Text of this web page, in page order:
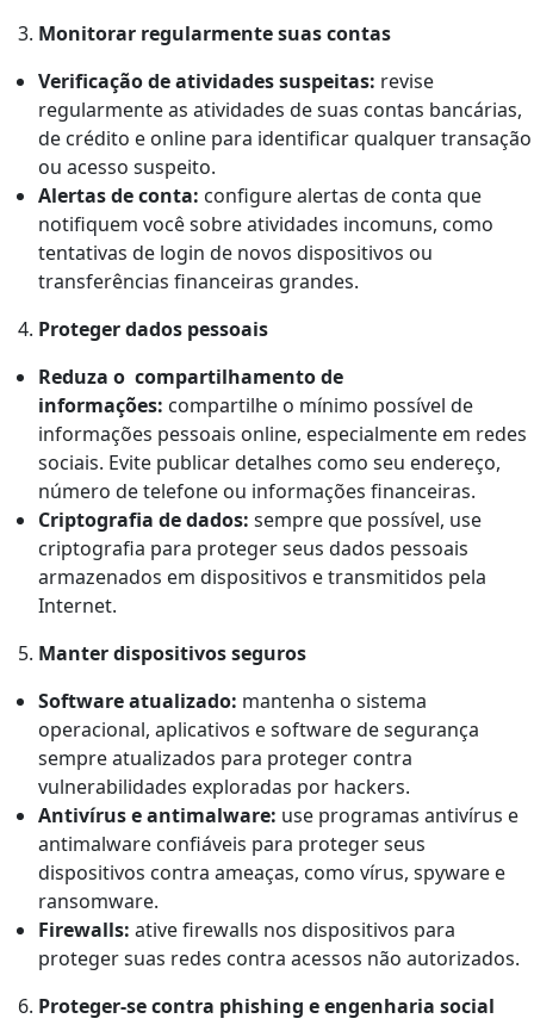
Monitorar regularmente suas contas
Verificação de atividades suspeitas: revise
regularmente as atividades de suas contas bancárias,
de crédito e online para identificar qualquer transação
ou acesso suspeito.
Alertas de conta: configure alertas de conta que
notifiquem você sobre atividades incomuns, como
tentativas de login de novos dispositivos ou
transferências financeiras grandes.
Proteger dados pessoais
Reduza o compartilhamento de
informações: compartilhe o mínimo possível de
informações pessoais online, especialmente em redes
sociais. Evite publicar detalhes como seu endereço,
número de telefone ou informações financeiras.
Criptografia de dados: sempre que possível, use
criptografia para proteger seus dados pessoais
armazenados em dispositivos e transmitidos pela
Internet.
Manter dispositivos seguros
Software atualizado: mantenha o sistema
operacional, aplicativos e software de segurança
sempre atualizados para proteger contra
vulnerabilidades exploradas por hackers.
Antivírus e antimalware: use programas antivírus e
antimalware confiáveis para proteger seus
dispositivos contra ameaças, como vírus, spyware e
ransomware.
Firewalls: ative firewalls nos dispositivos para
proteger suas redes contra acessos não autorizados.
Proteger-se contra phishing e engenharia social